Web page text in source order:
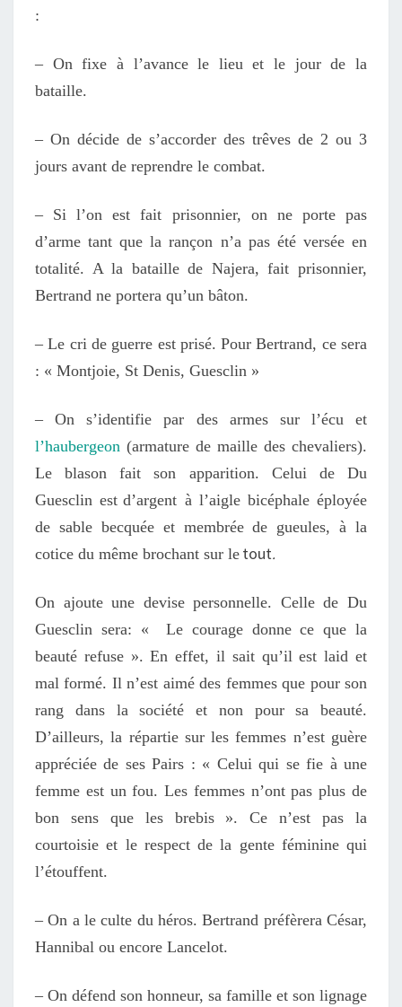
:
– On fixe à l’avance le lieu et le jour de la
bataille.
– On décide de s’accorder des trêves de 2 ou 3
jours avant de reprendre le combat.
– Si l’on est fait prisonnier, on ne porte pas
d’arme tant que la rançon n’a pas été versée en
totalité. A la bataille de Najera, fait prisonnier,
Bertrand ne portera qu’un bâton.
– Le cri de guerre est prisé. Pour Bertrand, ce sera
: « Montjoie, St Denis, Guesclin »
– On s’identifie par des armes sur l’écu et
l’haubergeon (armature de maille des chevaliers).
Le blason fait son apparition. Celui de Du
Guesclinest d’argent à l’aigle bicéphale éployée
de sable becquée et membrée de gueules, à la
cotice du même brochant sur le tout.
On ajoute une devise personnelle. Celle de Du
Guesclin sera: « Le courage donne ce que la
beauté refuse ». En effet, il sait qu’il est laid et
mal formé. Il n’est aimé des femmes que pour son
rang dans la société et non pour sa beauté.
D’ailleurs, la répartie sur les femmes n’est guère
appréciée de ses Pairs : « Celui qui se fie à une
femme est un fou. Les femmes n’ont pas plus de
bon sens que les brebis ». Ce n’est pas la
courtoisie et le respect de la gente féminine qui
l’étouffent.
– On a le culte du héros. Bertrand préfèrera César,
Hannibal ou encore Lancelot.
– On défend son honneur, sa famille et son lignage